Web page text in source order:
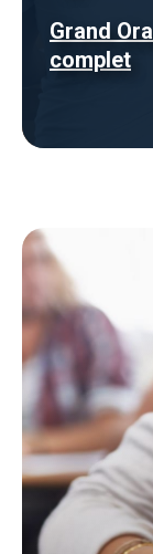
Grand
complet